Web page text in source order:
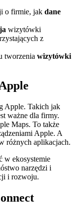
o firmie, jak dane
wizytówki
z
tworzenia wizytówki
Apple. Takich jak
ważne dla firmy.
Maps. To także
Apple. A
różnych aplikacjach.
w ekosystemie
narzędzi i
i rozwoju.